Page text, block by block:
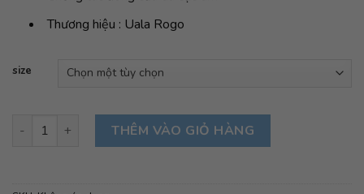
Thương hiệu : Uala Rogo
size
Uala Rogo- Bộ dài tay cài giữa họa tiết- Trắng Viền Hồng số
THÊM VÀO GIỎ HÀNG